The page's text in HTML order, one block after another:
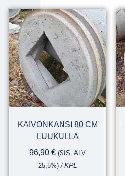
KAIVONKANSI 80 CM
LUUKULLA
96,90€ (SIS. ALV
25,5%)/ KPL